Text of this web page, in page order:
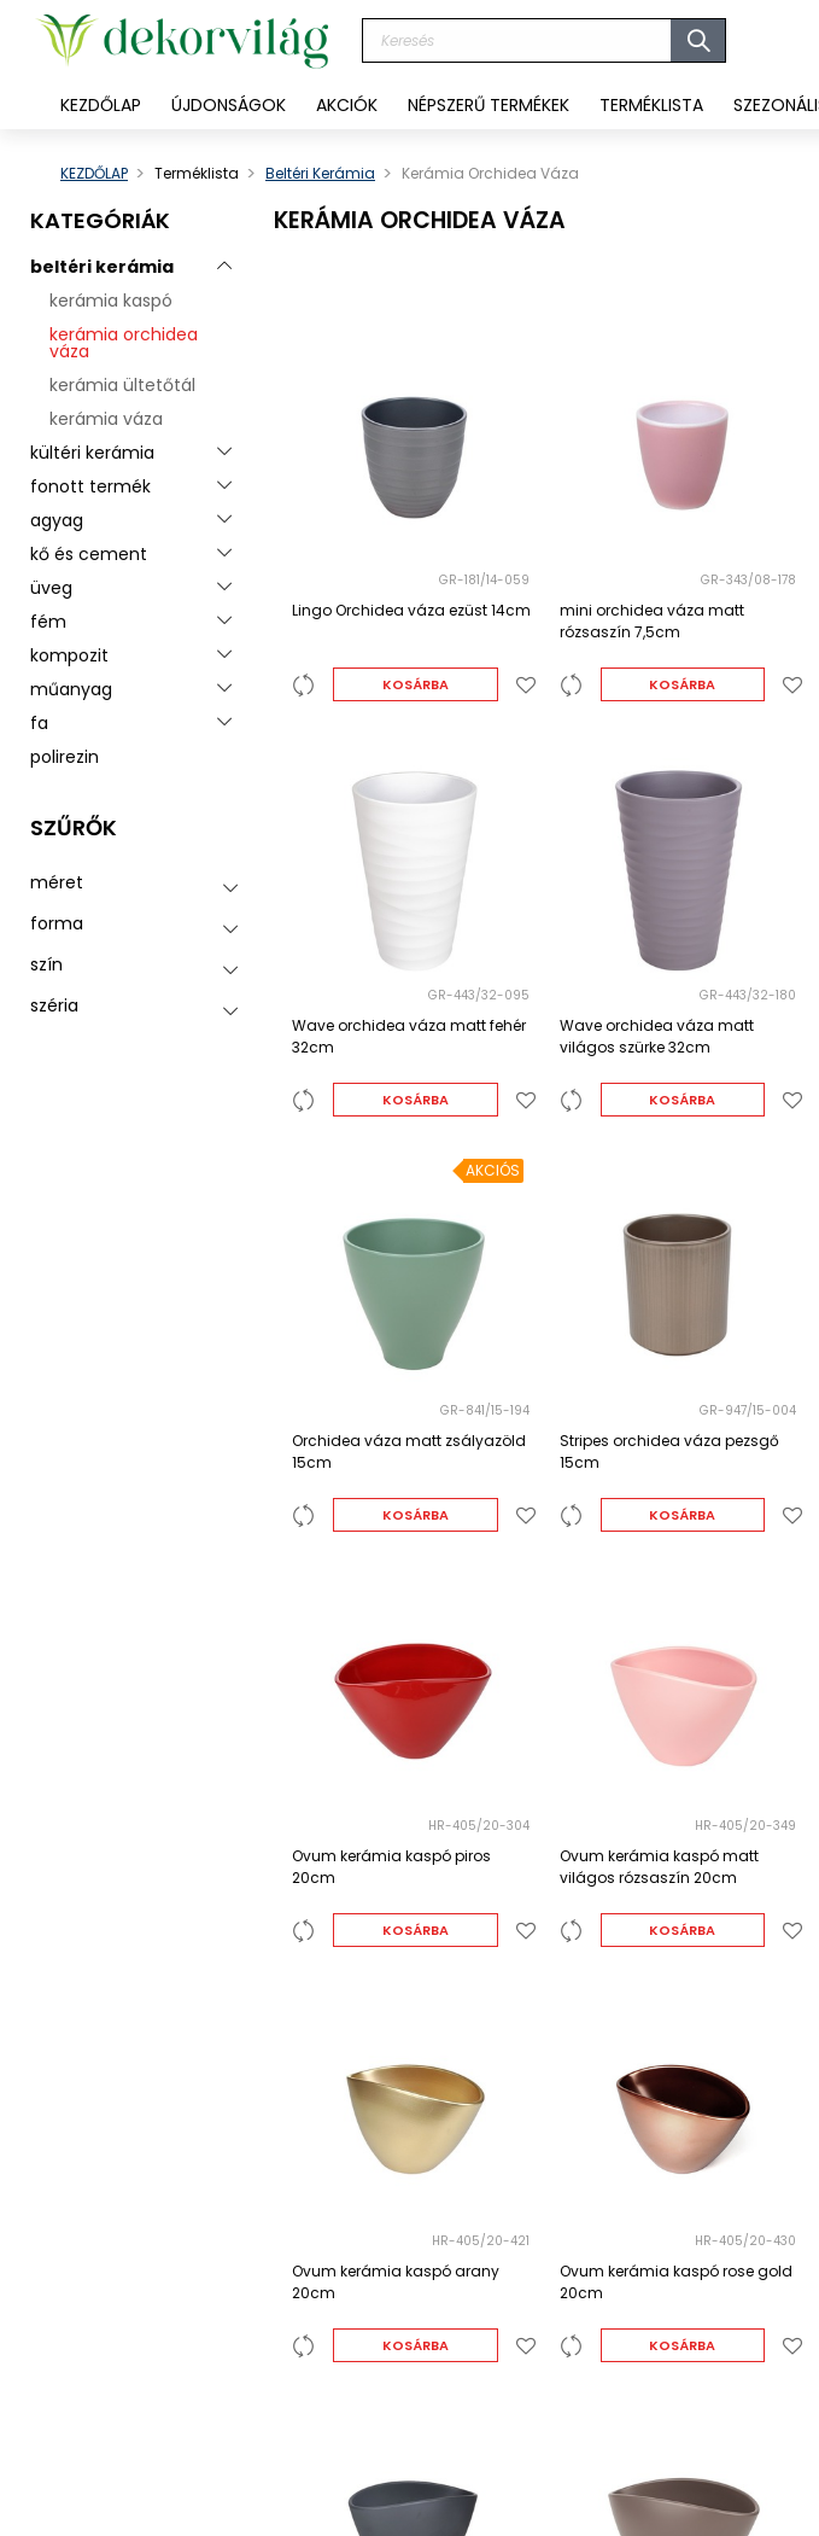
KEZDŐLAP ÚJDONSÁGOK AKCIÓK NÉPSZERŰ TERMÉKEK TERMÉKLISTA
KEZDŐLAP Terméklista Beltéri Kerámia Kerámia Orchidea Váza
KATEGÓRIÁK
beltéri kerámia
Toggle menu
kerámia kaspó
kerámia orchidea
váza
kerámia ültetőtál
kerámia váza
kültéri kerámia
Toggle menu
fonott termék
Toggle menu
agyag
Toggle menu
kő és cement
Toggle menu
üveg
Toggle menu
fém
Toggle menu
kompozit
Toggle menu
műanyag
Toggle menu
fa
Toggle menu
polirezin
SZŰRŐK
méret
forma
szín
széria
KERÁMIA ORCHIDEA VÁZA
GR-181/14-059
Lingo Orchidea váza ezüst 14cm
KOSÁRBA
GR-343/08-178
mini orchidea váza matt
rózsaszín 7,5cm
KOSÁRBA
GR-443/32-095
Wave orchidea váza matt fehér
32cm
KOSÁRBA
GR-443/32-180
Wave orchidea váza matt
világos szürke 32cm
KOSÁRBA
AKCIÓS
GR-841/15-194
Orchidea váza matt zsályazöld
15cm
KOSÁRBA
GR-947/15-004
Stripes orchidea váza pezsgő
15cm
KOSÁRBA
HR-405/20-304
Ovum kerámia kaspó piros
20cm
KOSÁRBA
HR-405/20-349
Ovum kerámia kaspó matt
világos rózsaszín 20cm
KOSÁRBA
HR-405/20-421
Ovum kerámia kaspó arany
20cm
KOSÁRBA
HR-405/20-430
Ovum kerámia kaspó rose gold
20cm
KOSÁRBA